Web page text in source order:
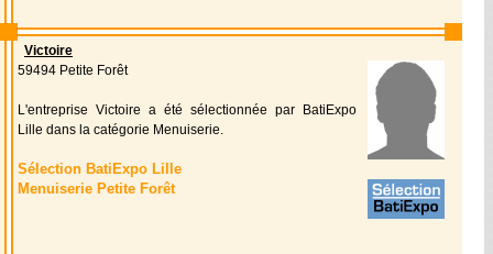
Victoire
59494 Petite Forêt
L'entreprise Victoire a été sélectionnée par BatiExpo
Lille dans la catégorie Menuiserie.
Sélection BatiExpo Lille
Menuiserie Petite Forêt